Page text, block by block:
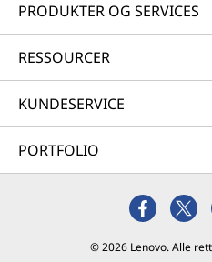
PRODUKTER OG SERVICES
RESSOURCER
KUNDESERVICE
PORTFOLIO
© 2026 Lenovo. Alle